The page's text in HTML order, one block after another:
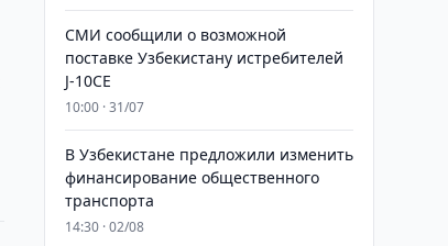
СМИ сообщили о возможной
поставке Узбекистану истребителей
J-10CE
10:00 · 31/07
В Узбекистане предложили изменить
финансирование общественного
транспорта
14:30 · 02/08